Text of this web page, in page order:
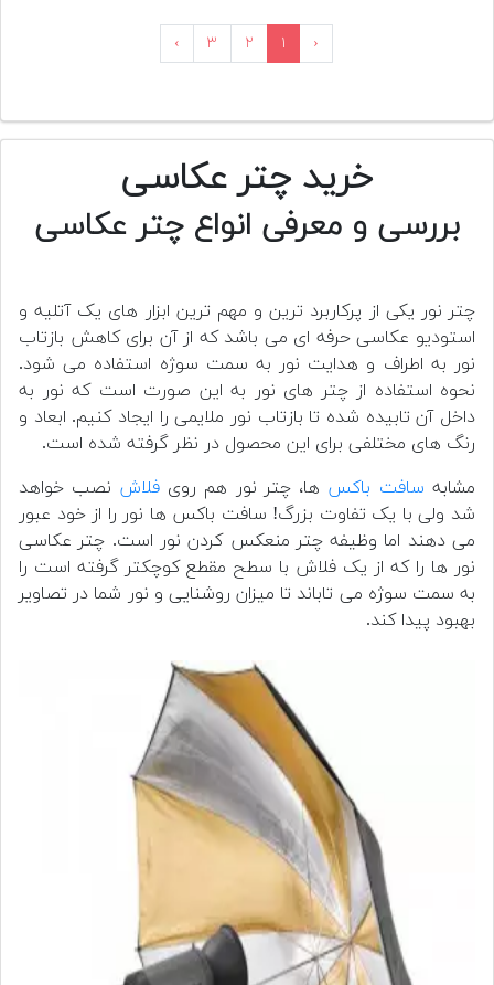
‹ ۱ ۲ ۳ ›
خرید چتر عکاسی
بررسی و معرفی انواع چتر عکاسی
چتر نور یکی از پرکاربرد ترین و مهم ترین ابزار های یک آتلیه و
استودیو عکاسی حرفه ای می باشد که از آن برای کاهش بازتاب
نور به اطراف و هدایت نور به سمت سوژه استفاده می شود.
نحوه استفاده از چتر های نور به این صورت است که نور به
داخل آن تابیده شده تا بازتاب نور ملایمی را ایجاد کنیم. ابعاد و
رنگ های مختلفی برای این محصول در نظر گرفته شده است.
مشابه سافت باکس ها، چتر نور هم رویفلاش نصب خواهد
شد ولی با یک تفاوت بزرگ! سافت باکس ها نور را از خود عبور
می دهند اما وظیفه چتر منعکس کردن نور است. چتر عکاسی
نور ها را که از یک فلاش با سطح مقطع کوچکتر گرفته است را
به سمت سوژه می تاباند تا میزان روشنایی و نور شما در تصاویر
بهبود پیدا کند.